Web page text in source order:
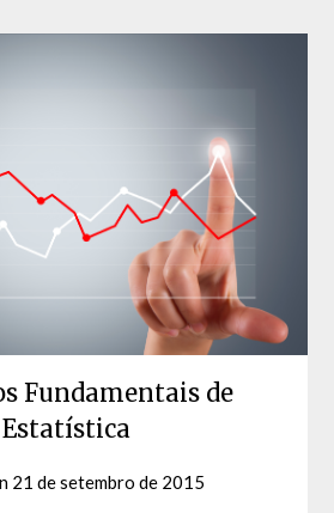
Fundamentais de
Estatística
21 de setembro de 2015